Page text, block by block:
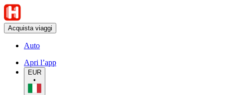
Acquista viaggi
Auto
Apri l’app
EUR
•